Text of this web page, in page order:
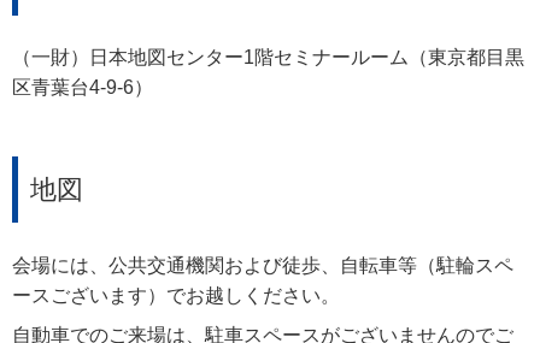
（一財）日本地図センター1階セミナールーム（東京都目黒
区青葉台4-9-6）
地図
会場には、公共交通機関および徒歩、自転車等（駐輪スペ
ースございます）でお越しください。
自動車でのご来場は、駐車スペースがございませんのでご